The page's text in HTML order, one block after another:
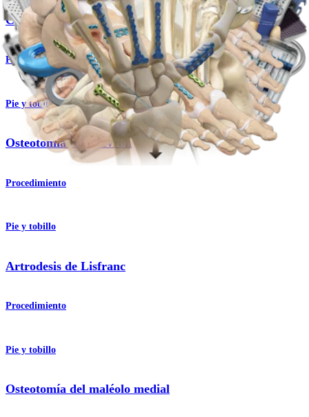
Cirugía mínimamente invasiva
Procedimiento
Pie y tobillo
Osteotomía de Chevron
Procedimiento
Pie y tobillo
Artrodesis de Lisfranc
Procedimiento
Pie y tobillo
Osteotomía del maléolo medial